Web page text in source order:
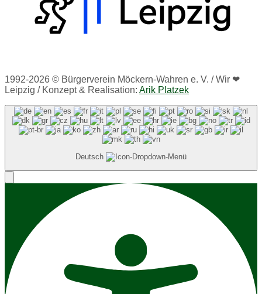
1992-2026 © Bürgerverein Möckern-Wahren e. V. / Wir ❤
Leipzig / Konzept & Realisation: Arik Platzek
Deutsch